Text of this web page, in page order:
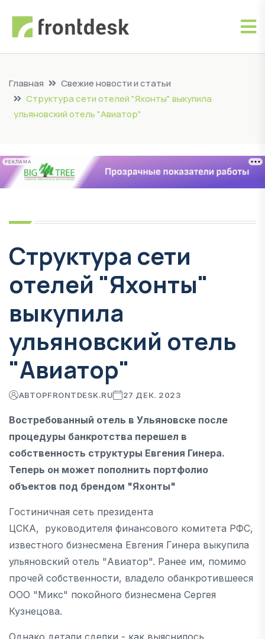
Главная
Свежие новости и статьи
Структура сети отелей "Яхонты" выкупила
ульяновский отель "Авиатор"
РЕКЛАМА
Структура сети
отелей "Яхонты"
выкупила
ульяновский отель
"Авиатор"
АВТОРFRONTDESK.RU 27 ДЕК. 2023
Востребованный отель в Ульяновске после
процедуры банкротства перешел в
собственность структуры Евгения Гинера.
Теперь он может пополнить портфолио
объектов под брендом "Яхонты"
Гостиничная сеть президента
ЦСКА, руководителя финансового комитета РФС,
известного бизнесмена Евгения Гинера выкупила
ульяновский отель "Авиатор". Ранее им, помимо
прочей собственности, владело обанкротившееся
ООО "Микс" покойного бизнесмена Сергея
Кузнецова.
Однако детали сделки - как выяснилось,